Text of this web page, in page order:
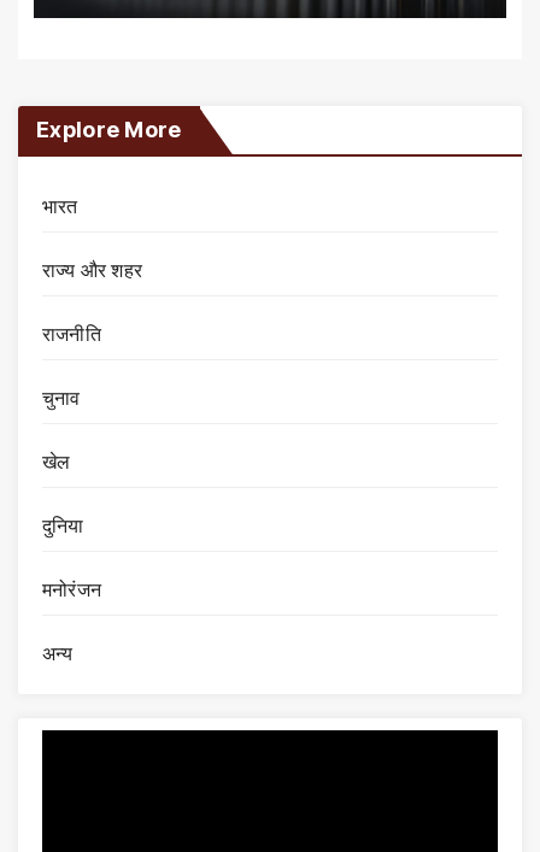
Explore More
भारत
राज्य और शहर
राजनीति
चुनाव
खेल
दुनिया
मनोरंजन
अन्य